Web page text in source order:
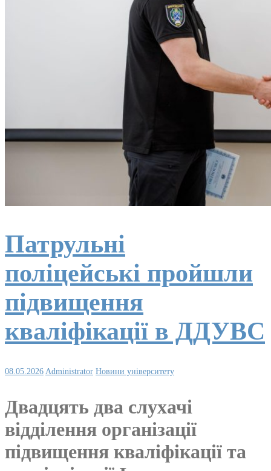
Патрульні
поліцейські пройшли
підвищення
кваліфікації в ДДУВС
08.05.2026 Administrator Новини університету
Двадцять два слухачі
відділення організації
підвищення кваліфікації та